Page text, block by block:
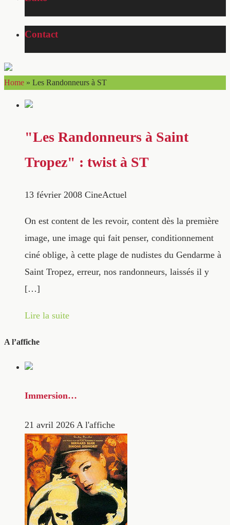
Contact
Home » Les Randonneurs à ST
"Les Randonneurs à Saint
Tropez" : twist à ST
13 février 2008 CineActuel
On est content de les revoir, content dès la première
image, une image qui fait penser, conditionnement
ciné oblige, à cette plage de nudistes du Gendarme à
Saint Tropez, erreur, nos randonneurs, laissés il y
[…]
Lire la suite
A l’affiche
Immersion…
21 avril 2026 A l'affiche